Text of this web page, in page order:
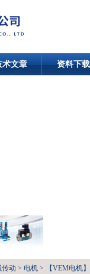
术文章 资料下载
传动 > 电机 > 【VEM电机